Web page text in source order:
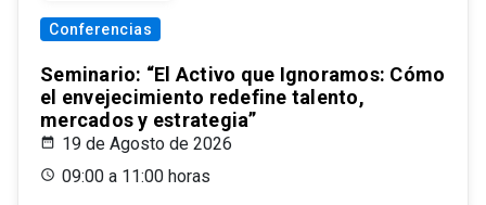
Conferencias
Seminario: “El Activo que Ignoramos: Cómo
el envejecimiento redefine talento,
mercados y estrategia”
19 de Agosto de 2026
09:00 a 11:00 horas